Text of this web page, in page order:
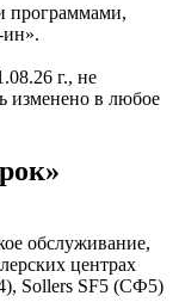
программами,
ин».
г., не
изменено в любое
обслуживание,
центрах
Sollers SF5 (СФ5)